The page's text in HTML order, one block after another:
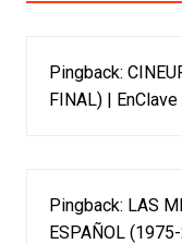
Pingback:
FINAL) |
Pingback: LAS
ESPAÑOL